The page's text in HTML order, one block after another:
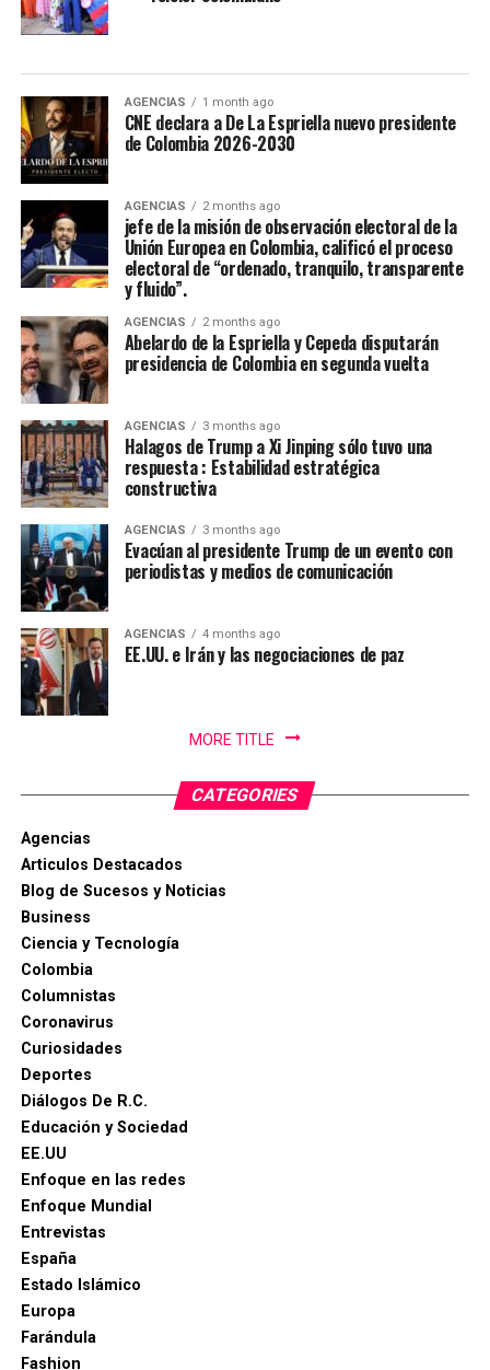
La Virreina Nacional del Folclor 2026, es Mariangel
Casanare fue elejida en la noche de coronación y
clausura del 52 Festival Del Folclor Colombiano.
Jania Raquel Osorio Mejia, representante del
departamento de Cordoba, fue coronada como la nueva
embajadora Nacional del Folclor Colombiano
Con un balance muy positivo para la economía regional,
la alta afluencia de turistas, la gran ocupación hotelera y
Enfoque Periodistico y “Florida News” , da sus
agradecimientos a la Gobernación Del tolima, La
Alcaldía de Ibagué, a Cristian Torres jefe de prensa y
comunicaciónes de la alcaldia, Mauricio Hernandez Cala
secretario de cultura de Ibague y a todo ese gran grupo
de trabajo en las diferentes áreas que con su
profesionalismo, dedicación y arduo trabajo mantienen
en alto el orgullo Ibaguereño.
AGENCIAS 1 month ago
CNE declara a De La Espriella nuevo presidente
de Colombia 2026-2030
AGENCIAS 2 months ago
jefe de la misión de observación electoral de la
Unión Europea en Colombia, calificó el proceso
electoral de “ordenado, tranquilo, transparente
y fluido”.
AGENCIAS 2 months ago
Abelardo de la Espriella y Cepeda disputarán
presidencia de Colombia en segunda vuelta
AGENCIAS 3 months ago
Halagos de Trump a Xi Jinping sólo tuvo una
respuesta : Estabilidad estratégica
constructiva
AGENCIAS 3 months ago
Evacúan al presidente Trump de un evento con
periodistas y medios de comunicación
AGENCIAS 4 months ago
EE.UU. e Irán y las negociaciones de paz
MORE TITLE
CATEGORIES
Agencias
Articulos Destacados
Blog de Sucesos y Noticias
Business
Ciencia y Tecnología
Colombia
Columnistas
Coronavirus
Curiosidades
Deportes
Diálogos De R.C.
Educación y Sociedad
EE.UU
Enfoque en las redes
Enfoque Mundial
Entrevistas
España
Estado Islámico
Europa
Farándula
Fashion